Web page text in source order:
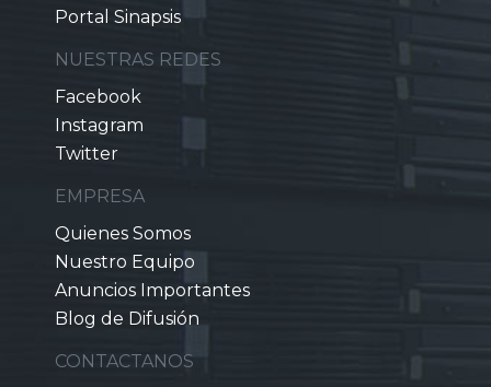
Portal Sinapsis
NUESTRAS REDES
Facebook
Instagram
Twitter
EMPRESA
Quienes Somos
Nuestro Equipo
Anuncios Importantes
Blog de Difusión
CONTACTANOS